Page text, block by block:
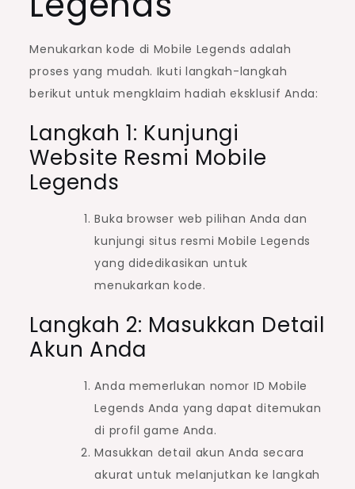
Menukarkan kode di Mobile Legends adalah
proses yang mudah. Ikuti langkah-langkah
berikut untuk mengklaim hadiah eksklusif Anda:
Langkah 1: Kunjungi
Website Resmi Mobile
Legends
Buka browser web pilihan Anda dan
kunjungi situs resmi Mobile Legends
yang didedikasikan untuk
menukarkan kode.
Langkah 2: Masukkan Detail
Akun Anda
Anda memerlukan nomor ID Mobile
Legends Anda yang dapat ditemukan
di profil game Anda.
Masukkan detail akun Anda secara
akurat untuk melanjutkan ke langkah